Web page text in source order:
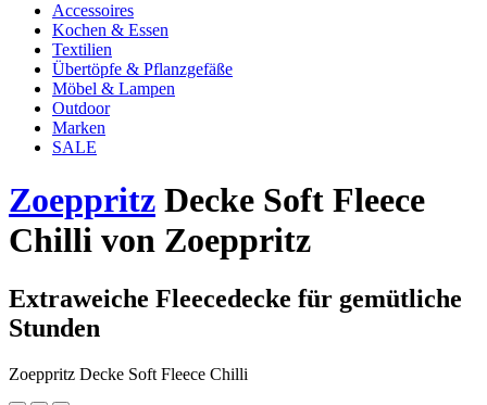
Accessoires
Kochen & Essen
Textilien
Übertöpfe & Pflanzgefäße
Möbel & Lampen
Outdoor
Marken
SALE
Zoeppritz Decke Soft Fleece
Chilli von Zoeppritz
Extraweiche Fleecedecke für gemütliche
Stunden
Zoeppritz Decke Soft Fleece Chilli